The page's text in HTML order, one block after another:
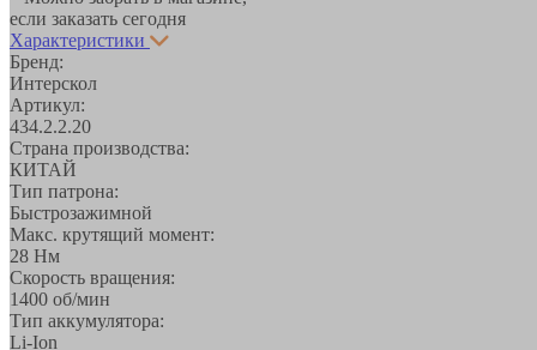
если заказать сегодня
Характеристики
Бренд:
Интерскол
Артикул:
434.2.2.20
Страна производства:
КИТАЙ
Тип патрона:
Быстрозажимной
Макс. крутящий момент:
28 Нм
Скорость вращения:
1400 об/мин
Тип аккумулятора:
Li-Ion